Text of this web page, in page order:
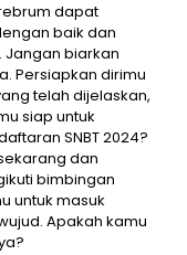
dapat
baik dan
Jangan biarkan
Persiapkan dirimu
telah dijelaskan,
siap untuk
SNBT 2024?
dan
bimbingan
untuk masuk
Apakah kamu